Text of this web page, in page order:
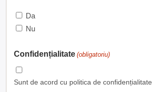
Da
Nu
Confidențialitate (obligatoriu)
Sunt de acord cu politica de confidențialitate